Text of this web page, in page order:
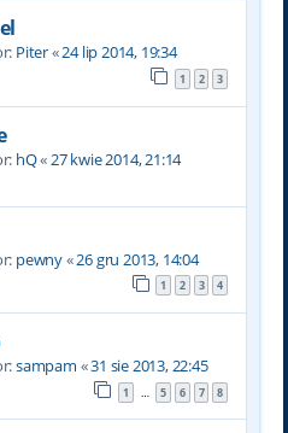
Piter«24 lip 2014, 19:34
1 2 3
hQ« 27 kwie 2014, 21:14
pewny«26 gru 2013, 14:04
1 2 3 4
sampam «31 sie 2013, 22:45
1 … 5 6 7 8